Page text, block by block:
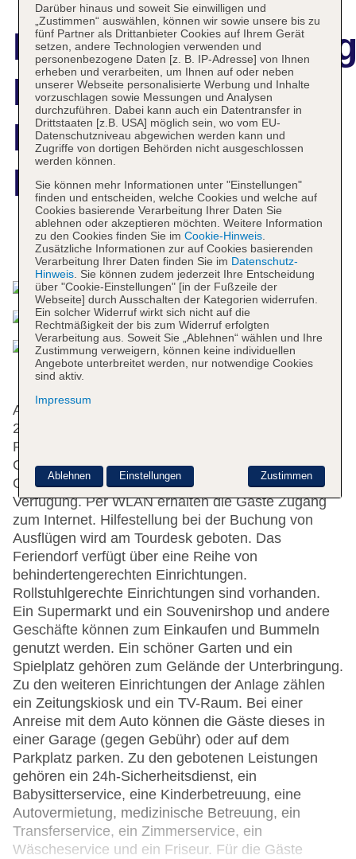
Hilton los Cabos
Beach & Golf
Resort
Das bietet Ihre Unterkunft
Auf die Gäste warten 74 Zimmer, die sich auf zwei
2-stöckige Gebäude mit Aufzügen verteilen. Die
Rezeption ist rund um die Uhr besetzt. Eine
Gepäckaufbewahrung, ein Safe und ein
Geldautomat stehen als Serviceleistungen zur
Verfügung. Per WLAN erhalten die Gäste Zugang
zum Internet. Hilfestellung bei der Buchung von
Ausflügen wird am Tourdesk geboten. Das
Feriendorf verfügt über eine Reihe von
behindertengerechten Einrichtungen.
Rollstuhlgerechte Einrichtungen sind vorhanden.
Ein Supermarkt und ein Souvenirshop und andere
Geschäfte können zum Einkaufen und Bummeln
genutzt werden. Ein schöner Garten und ein
Spielplatz gehören zum Gelände der Unterbringung.
Zu den weiteren Einrichtungen der Anlage zählen
ein Zeitungskiosk und ein TV-Raum. Bei einer
Anreise mit dem Auto können die Gäste dieses in
einer Garage (gegen Gebühr) oder auf dem
Parkplatz parken. Zu den gebotenen Leistungen
gehören ein 24h-Sicherheitsdienst, ein
Babysitterservice, eine Kinderbetreuung, eine
Autovermietung, medizinische Betreuung, ein
Transferservice, ein Zimmerservice, ein
Wäscheservice und ein Friseur. Für die Gäste
Darüber hinaus und soweit Sie einwilligen und
„Zustimmen“ auswählen, können wir sowie unsere bis zu
fünf Partner als Drittanbieter Cookies auf Ihrem Gerät
setzen, andere Technologien verwenden und
personenbezogene Daten [z. B. IP-Adresse] von Ihnen
erheben und verarbeiten, um Ihnen auf oder neben
unserer Webseite personalisierte Werbung und Inhalte
vorzuschlagen sowie Messungen und Analysen
durchzuführen. Dabei kann auch ein Datentransfer in
Drittstaaten [z.B. USA] möglich sein, wo vom EU-
Datenschutzniveau abgewichen werden kann und
Zugriffe von dortigen Behörden nicht ausgeschlossen
werden können.
Sie können mehr Informationen unter "Einstellungen"
finden und entscheiden, welche Cookies und welche auf
Cookies basierende Verarbeitung Ihrer Daten Sie
ablehnen oder akzeptieren möchten. Weitere Information
zu den Cookies finden Sie im Cookie-Hinweis.
Zusätzliche Informationen zur auf Cookies basierenden
Verarbeitung Ihrer Daten finden Sie im Datenschutz-
Hinweis. Sie können zudem jederzeit Ihre Entscheidung
über "Cookie-Einstellungen" [in der Fußzeile der
Webseite] durch Ausschalten der Kategorien widerrufen.
Ein solcher Widerruf wirkt sich nicht auf die
Rechtmäßigkeit der bis zum Widerruf erfolgten
Verarbeitung aus. Soweit Sie „Ablehnen“ wählen und Ihre
Zustimmung verweigern, können keine individuellen
Angebote unterbreitet werden, nur notwendige Cookies
sind aktiv.
Impressum
Zustimmen
Ablehnen Einstellungen